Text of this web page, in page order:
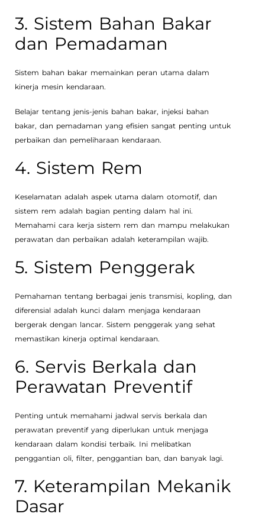
3. Sistem Bahan Bakar
dan Pemadaman
Sistem bahan bakar memainkan peran utama dalam
kinerja mesin kendaraan.
Belajar tentang jenis-jenis bahan bakar, injeksi bahan
bakar, dan pemadaman yang efisien sangat penting untuk
perbaikan dan pemeliharaan kendaraan.
4. Sistem Rem
Keselamatan adalah aspek utama dalam otomotif, dan
sistem rem adalah bagian penting dalam hal ini.
Memahami cara kerja sistem rem dan mampu melakukan
perawatan dan perbaikan adalah keterampilan wajib.
5. Sistem Penggerak
Pemahaman tentang berbagai jenis transmisi, kopling, dan
diferensial adalah kunci dalam menjaga kendaraan
bergerak dengan lancar. Sistem penggerak yang sehat
memastikan kinerja optimal kendaraan.
6. Servis Berkala dan
Perawatan Preventif
Penting untuk memahami jadwal servis berkala dan
perawatan preventif yang diperlukan untuk menjaga
kendaraan dalam kondisi terbaik. Ini melibatkan
penggantian oli, filter, penggantian ban, dan banyak lagi.
7. Keterampilan Mekanik
Dasar